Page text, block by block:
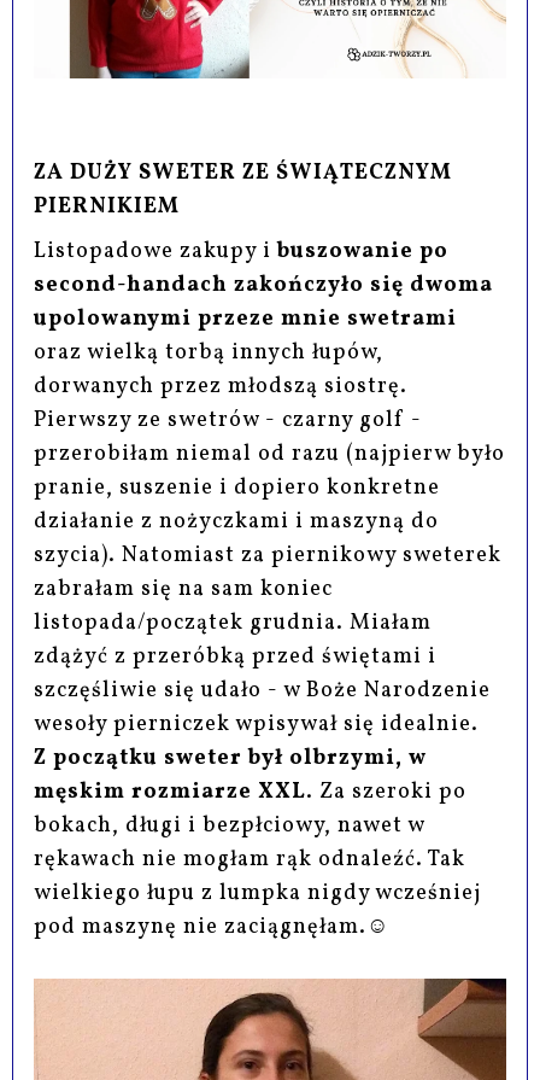
ZA DUŻY SWETER ZE ŚWIĄTECZNYM
PIERNIKIEM
Listopadowe zakupy ibuszowanie po
second-handach zakończyło się dwoma
upolowanymi przeze mnie swetrami
oraz wielką torbą innych łupów,
dorwanych przez młodszą siostrę.
Pierwszy ze swetrów - czarny golf -
przerobiłam niemal od razu (najpierw było
pranie, suszenie i dopiero konkretne
działanie z nożyczkami i maszyną do
szycia). Natomiast za piernikowy sweterek
zabrałam się na sam koniec
listopada/początek grudnia. Miałam
zdążyć z przeróbką przed świętami i
szczęśliwie się udało - w Boże Narodzenie
wesoły pierniczek wpisywał się idealnie.
Z początku sweter był olbrzymi, w
męskim rozmiarze XXL. Za szeroki po
bokach, długi i bezpłciowy, nawet w
rękawach nie mogłam rąk odnaleźć. Tak
wielkiego łupu z lumpka nigdy wcześniej
pod maszynę nie zaciągnęłam.☺